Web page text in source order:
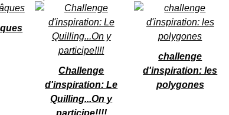
Challenge
d'inspiration: Le
Quilling...On y
participe!!!!
challenge
d'inspiration: les
polygones